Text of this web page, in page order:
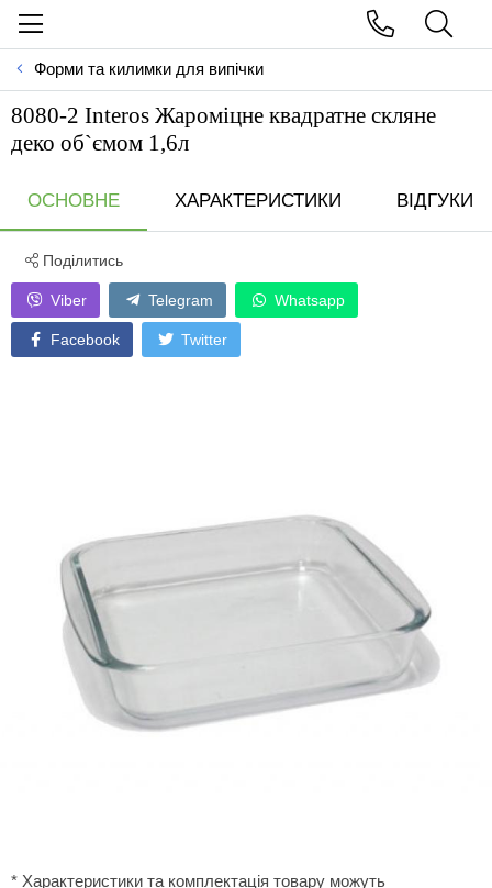
Форми та килимки для випічки
8080-2 Interos Жароміцне квадратне скляне
деко об`ємом 1,6л
ОСНОВНЕ ХАРАКТЕРИСТИКИ ВІДГУКИ
Поділитись
Viber Telegram Whatsapp
Facebook Twitter
* Характеристики та комплектація товару можуть